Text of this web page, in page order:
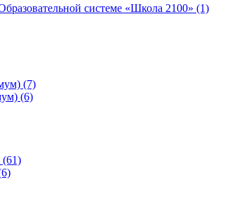
системе «Школа 2100» (1)
(7)
(6)
(61)